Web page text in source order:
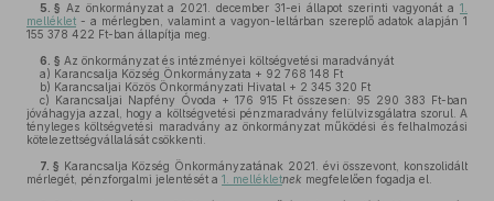
5. § Az önkormányzat a 2021. december 31-ei állapot szerinti vagyonát a 1.
melléklet - a mérlegben, valamint a vagyon-leltárban szereplő adatok alapján 1
155 378 422 Ft-ban állapítja meg.
6. § Az önkormányzat és intézményei költségvetési maradványát
a) Karancsalja Község Önkormányzata + 92 768 148 Ft
b) Karancsaljai Közös Önkormányzati Hivatal + 2 345 320 Ft
c) Karancsaljai Napfény Óvoda + 176 915 Ft összesen: 95 290 383 Ft-ban
jóváhagyja azzal, hogy a költségvetési pénzmaradvány felülvizsgálatra szorul. A
tényleges költségvetési maradvány az önkormányzat működési és felhalmozási
kötelezettségvállalását csökkenti.
7. § Karancsalja Község Önkormányzatának 2021. évi összevont, konszolidált
mérlegét, pénzforgalmi jelentését a 1. mellékletnek megfelelően fogadja el.